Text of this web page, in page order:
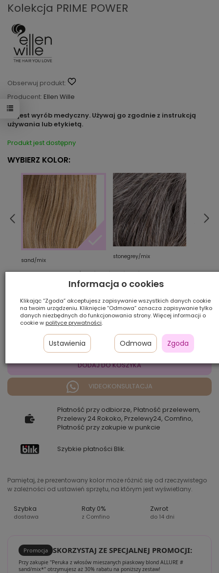
Kolekcja PRIME POWER
Obserwuj produkt:
Producent: Ellen Wille
To jest wyrób medyczny. Używaj go zgodnie z instrukcją
używania lub etykietą.
Produkt jest dostępny
WYBIERZ KOLOR:
sand/mix
stonegrey/mix
2 275,00 zł
Cena katalogowa: 3 500,00 zł
DODAJ DO KOSZYKA
VIDEOKONSULTACJA
Płatność przy odbiorze, Płatność przelewem,
Przelewy 24 Rokoko, Przelewy24, Comfino,
Płatność przy zakupie w punkcie
Szybkie płatności Blik.
Pamiętaj, że prezentowany kolor może różnić się od rzeczywistego
w zależności od ustawień sprzętu, na którym jest wyświetlany.
Szybka
dostawa
Raty 0%
z Comfino
Zwrot
do 14 dni
Promocja SKORZYSTAJ ZE SPECJALNEJ PROMOCJI:
Przy zakupie "Peruka z włosów mieszanych piaskowy blond ALLURE #
sand/mix*" otrzymujesz aż 30% rabatu na poniższy zestaw!
Informacja o cookies
Klikając “Zgoda” akceptujesz zapisywanie wszystkich danych cookie
na twoim urządzeniu. Kliknięcie “Odmowa” oznacza zapisywanie tylko
danych niezbędnych do funkcjonowania strony. Więcej informacji o
cookie w polityce prywatności.
Ustawienia Odmowa Zgoda